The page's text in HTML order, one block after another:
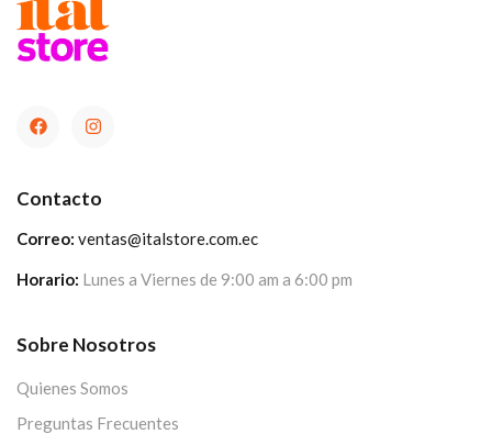
Contacto
Correo: ventas@italstore.com.ec
Horario: Lunes a Viernes de 9:00 am a 6:00 pm
Sobre Nosotros
Quienes Somos
Preguntas Frecuentes